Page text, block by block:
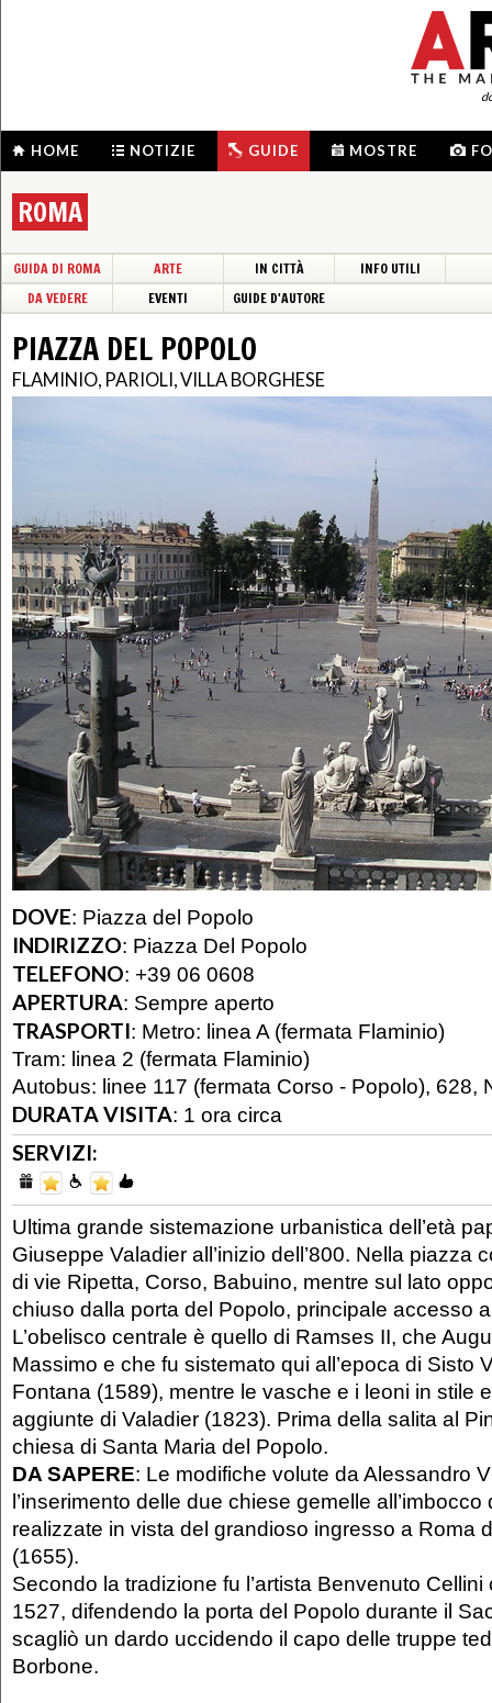
HOME NOTIZIE GUIDE MOSTRE
ROMA
GUIDA DI ROMA ARTE IN CITTÀ
INFO UTILI
DA VEDERE
EVENTI GUIDE D'AUTORE
PIAZZA DEL POPOLO
FLAMINIO, PARIOLI, VILLA BORGHESE
DOVE: Piazza del Popolo
INDIRIZZO: Piazza Del Popolo
TELEFONO: +39 06 0608
APERTURA: Sempre aperto
TRASPORTI: Metro: linea A (fermata Flaminio)
Tram: linea 2 (fermata Flaminio)
Autobus: linee 117 (fermata Corso - Popolo), 628,
DURATA VISITA: 1 ora circa
SERVIZI:
Ultima grande sistemazione urbanistica dell’età
Giuseppe Valadier all’inizio dell’800. Nella piazza
di vie Ripetta, Corso, Babuino, mentre sul lato
chiuso dalla porta del Popolo, principale accesso
L’obelisco centrale è quello di Ramses II, che
Massimo e che fu sistemato qui all’epoca di Sisto
Fontana (1589), mentre le vasche e i leoni in stile
aggiunte di Valadier (1823). Prima della salita al
chiesa di Santa Maria del Popolo.
DA SAPERE: Le modifiche volute da Alessandro
l’inserimento delle due chiese gemelle
realizzate in vista del grandioso ingresso a Roma
(1655).
Secondo la tradizione fu l’artista Benvenuto
1527, difendendo la porta del Popolo durante il
scagliò un dardo uccidendo il capo delle truppe
Borbone.